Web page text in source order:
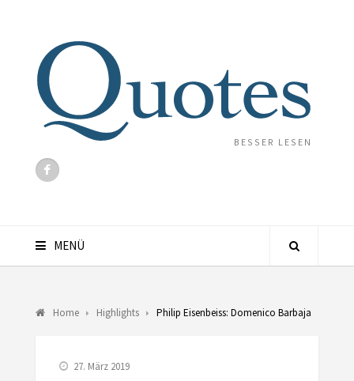
BESSER LESEN
MENÜ
Home Highlights Philip Eisenbeiss: Domenico Barbaja
27. März 2019